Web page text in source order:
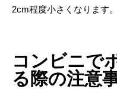
2cm程度小さくなります。
コンビニで
る際の注意